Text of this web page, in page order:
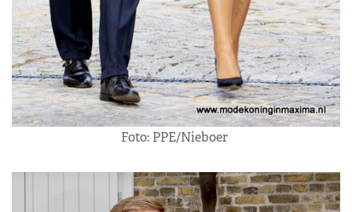
Foto: PPE/Nieboer